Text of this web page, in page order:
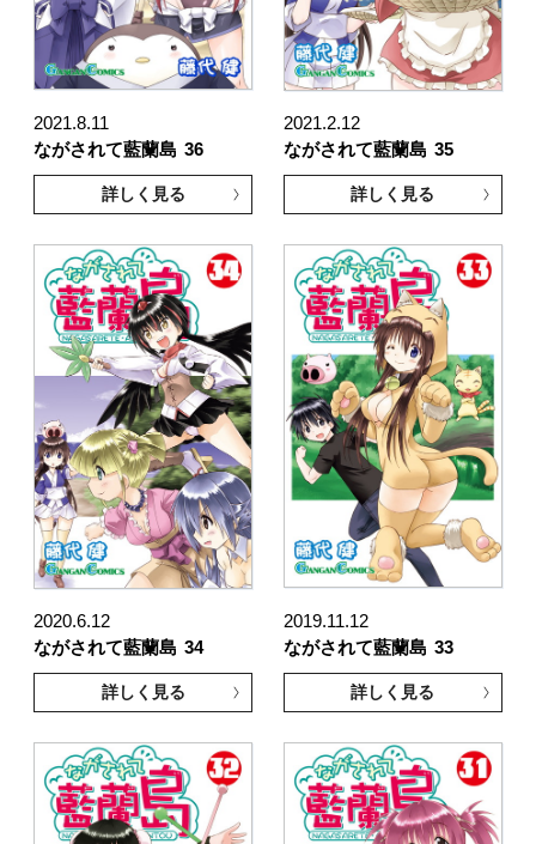
2021.8.11
ながされて藍蘭島 36
詳しく見る
2021.2.12
ながされて藍蘭島 35
詳しく見る
2020.6.12
ながされて藍蘭島 34
詳しく見る
2019.11.12
ながされて藍蘭島 33
詳しく見る